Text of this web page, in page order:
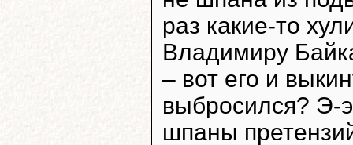
раз какие-то
Владимиру
– вот его и
выбросился? Э-
шпаны